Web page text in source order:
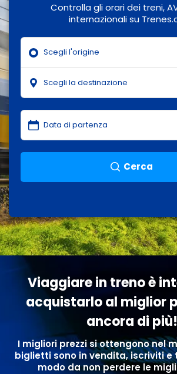
Controlla gli orari dei treni,
internazionali su
Cerca
Viaggiare in treno è
acquistarlo al miglior
ancora di più!
I migliori prezzi si ottengono nel
biglietti sono in vendita, iscriviti e
modo da non perdere le